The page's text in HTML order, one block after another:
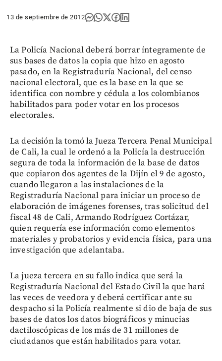
13 de septiembre de 2012
La Policía Nacional deberá borrar íntegramente de
sus bases de datos la copia que hizo en agosto
pasado, en la Registraduría Nacional, del censo
nacional electoral, que es la base en la que se
identifica con nombre y cédula a los colombianos
habilitados para poder votar en los procesos
electorales.
La decisión la tomó la Jueza Tercera Penal Municipal
de Cali, la cual le ordenó a la Policía la destrucción
segura de toda la información de la base de datos
que copiaron dos agentes de la Dijín el 9 de agosto,
cuando llegaron a las instalaciones de la
Registraduría Nacional para iniciar un proceso de
elaboración de imágenes forenses, tras solicitud del
fiscal 48 de Cali, Armando Rodríguez Cortázar,
quien requería ese información como elementos
materiales y probatorios y evidencia física, para una
investigación que adelantaba.
La jueza tercera en su fallo indica que será la
Registraduría Nacional del Estado Civil la que hará
las veces de veedora y deberá certificar ante su
despacho si la Policía realmente si dio de baja de sus
bases de datos los datos biográficos y minucias
dactiloscópicas de los más de 31 millones de
ciudadanos que están habilitados para votar.